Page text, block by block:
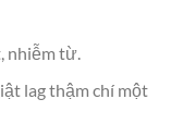
nhiễm từ.
lag thậm chí một